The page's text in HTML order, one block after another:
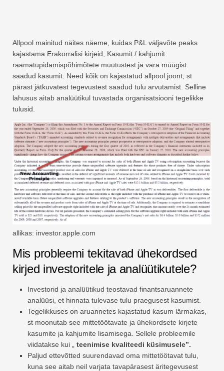
Allpool mainitud näites näeme, kuidas P&L väljavõte peaks
kajastama Erakorralisi kirjeid, Kasumit / kahjumit
raamatupidamispõhimõtete muutustest ja vara müügist
saadud kasumit. Need kõik on kajastatud allpool joont, st
pärast jätkuvatest tegevustest saadud tulu arvutamist. Selline
lahusus aitab analüütikul tuvastada organisatsiooni tegelikke
tulusid.
allikas: investor.apple.com
Mis probleemi tekitavad ühekordsed
kirjed investoritele ja analüütikutele?
Investorid ja analüütikud teostavad finantsaruannete
analüüsi, et hinnata tulevase tulu praegusest kasumist.
Tegelikkuses on aruannetes kajastatud kasum lärmakas,
st moonutab see mittetöötavate ja ühekordsete kirjete
kasumite ja kahjumite lisamisega. Sellele probleemile
viidatakse kui „ teenimise kvaliteedi küsimusele”.
Paljud ettevõtted suurendavad oma mittetöötavat tulu,
kuna see aitab neil varjata tavapärasest äritegevusest